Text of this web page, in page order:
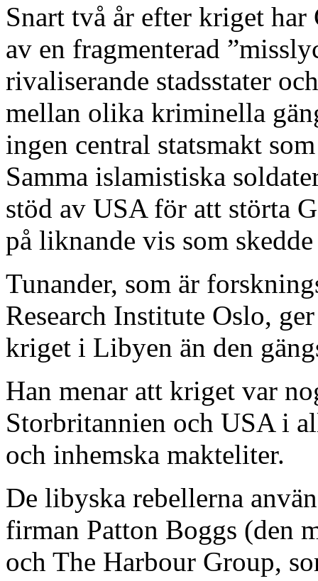
Snart två år efter kriget har
av en fragmenterad
rivaliserande stadsstater
mellan olika kriminella
ingen central statsmakt
Samma islamistiska
stöd av USA för att störta
på liknande vis som
Tunander, som är
Research Institute Oslo,
kriget i Libyen än den
Han menar att kriget var
Storbritannien och USA i
och inhemska makteliter.
De libyska rebellerna
firman Patton Boggs (den
och The Harbour Group,